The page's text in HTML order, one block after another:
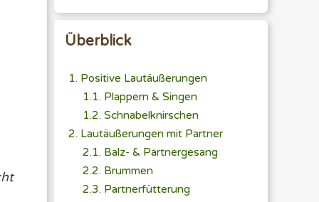
Überblick
Positive Lautäußerungen
Plappern & Singen
Schnabelknirschen
Lautäußerungen mit Partner
Balz- & Partnergesang
Brummen
Partnerfütterung